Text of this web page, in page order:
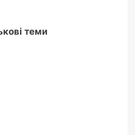
теми